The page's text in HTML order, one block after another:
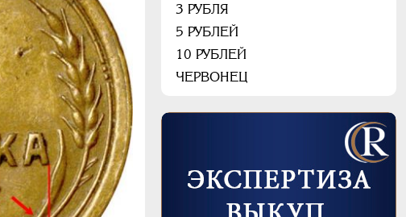
3 РУБЛЯ
5 РУБЛЕЙ
10 РУБЛЕЙ
ЧЕРВОНЕЦ